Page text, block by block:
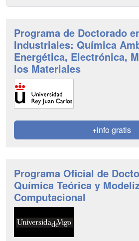
Programa de Doctorado
Industriales: Química
Energética, Electrónica,
los Materiales
+info gratis
Programa Oficial de
Química Teórica y
Computacional